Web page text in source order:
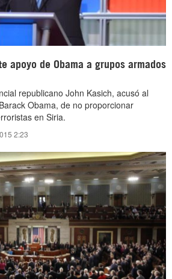
apoyo de Obama a grupos armados
republicano John Kasich, acusó al
Obama, de no proporcionar
en Siria.
2:23